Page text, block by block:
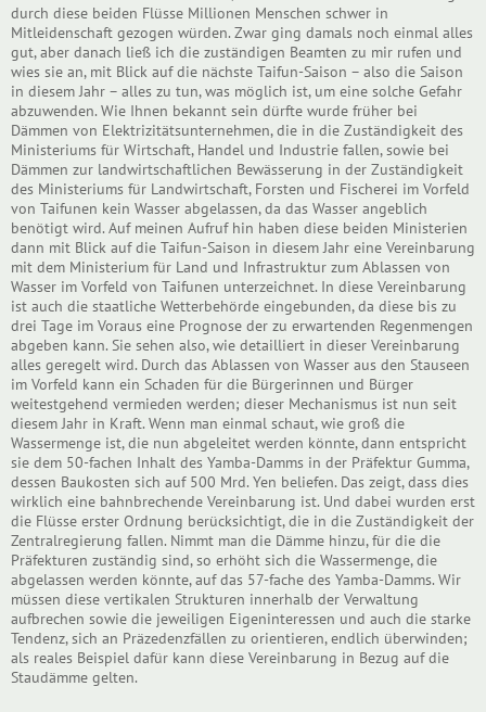
durch diese beiden Flüsse Millionen Menschen schwer in
Mitleidenschaft gezogen würden. Zwar ging damals noch einmal alles
gut, aber danach ließ ich die zuständigen Beamten zu mir rufen und
wies sie an, mit Blick auf die nächste Taifun-Saison – also die Saison
in diesem Jahr – alles zu tun, was möglich ist, um eine solche Gefahr
abzuwenden. Wie Ihnen bekannt sein dürfte wurde früher bei
Dämmen von Elektrizitätsunternehmen, die in die Zuständigkeit des
Ministeriums für Wirtschaft, Handel und Industrie fallen, sowie bei
Dämmen zur landwirtschaftlichen Bewässerung in der Zuständigkeit
des Ministeriums für Landwirtschaft, Forsten und Fischerei im Vorfeld
von Taifunen kein Wasser abgelassen, da das Wasser angeblich
benötigt wird. Auf meinen Aufruf hin haben diese beiden Ministerien
dann mit Blick auf die Taifun-Saison in diesem Jahr eine Vereinbarung
mit dem Ministerium für Land und Infrastruktur zum Ablassen von
Wasser im Vorfeld von Taifunen unterzeichnet. In diese Vereinbarung
ist auch die staatliche Wetterbehörde eingebunden, da diese bis zu
drei Tage im Voraus eine Prognose der zu erwartenden Regenmengen
abgeben kann. Sie sehen also, wie detailliert in dieser Vereinbarung
alles geregelt wird. Durch das Ablassen von Wasser aus den Stauseen
im Vorfeld kann ein Schaden für die Bürgerinnen und Bürger
weitestgehend vermieden werden; dieser Mechanismus ist nun seit
diesem Jahr in Kraft. Wenn man einmal schaut, wie groß die
Wassermenge ist, die nun abgeleitet werden könnte, dann entspricht
sie dem 50-fachen Inhalt des Yamba-Damms in der Präfektur Gumma,
dessen Baukosten sich auf 500 Mrd. Yen beliefen. Das zeigt, dass dies
wirklich eine bahnbrechende Vereinbarung ist. Und dabei wurden erst
die Flüsse erster Ordnung berücksichtigt, die in die Zuständigkeit der
Zentralregierung fallen. Nimmt man die Dämme hinzu, für die die
Präfekturen zuständig sind, so erhöht sich die Wassermenge, die
abgelassen werden könnte, auf das 57-fache des Yamba-Damms. Wir
müssen diese vertikalen Strukturen innerhalb der Verwaltung
aufbrechen sowie die jeweiligen Eigeninteressen und auch die starke
Tendenz, sich an Präzedenzfällen zu orientieren, endlich überwinden;
als reales Beispiel dafür kann diese Vereinbarung in Bezug auf die
Staudämme gelten.